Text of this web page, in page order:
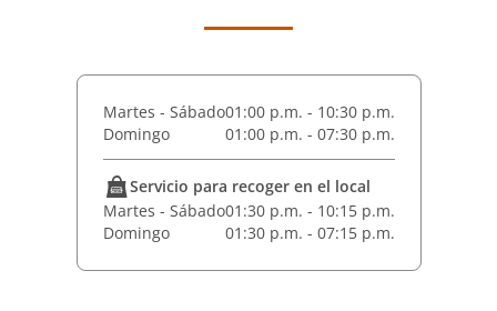
Martes - Sábado01:00 p.m. - 10:30 p.m.
Domingo
01:00 p.m. - 07:30 p.m.
Servicio para recoger en el local
Martes - Sábado01:30 p.m. - 10:15 p.m.
Domingo
01:30 p.m. - 07:15 p.m.